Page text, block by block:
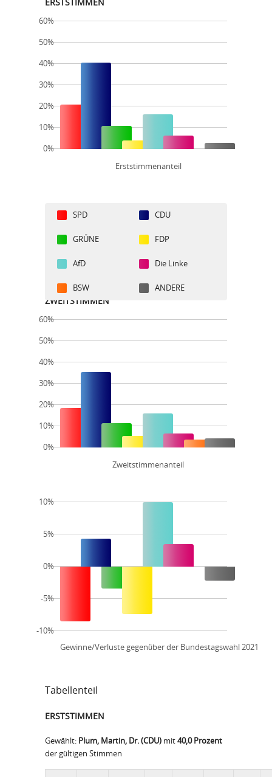
Erststimmenanteil
60%
50%
40%
30%
20%
10%
0%
SPD CDU
GRÜNE FDP
AfD Die Linke
BSW ANDERE
ZWEITSTIMMEN
Zweitstimmenanteil
60%
50%
40%
30%
20%
10%
0%
Gewinne/Verluste gegenüber der Bundestagswahl 2021
10%
5%
0%
-5%
-10%
Tabellenteil
ERSTSTIMMEN
Gewählt: Plum, Martin, Dr. (CDU) mit40,0 Prozent
der gültigen Stimmen